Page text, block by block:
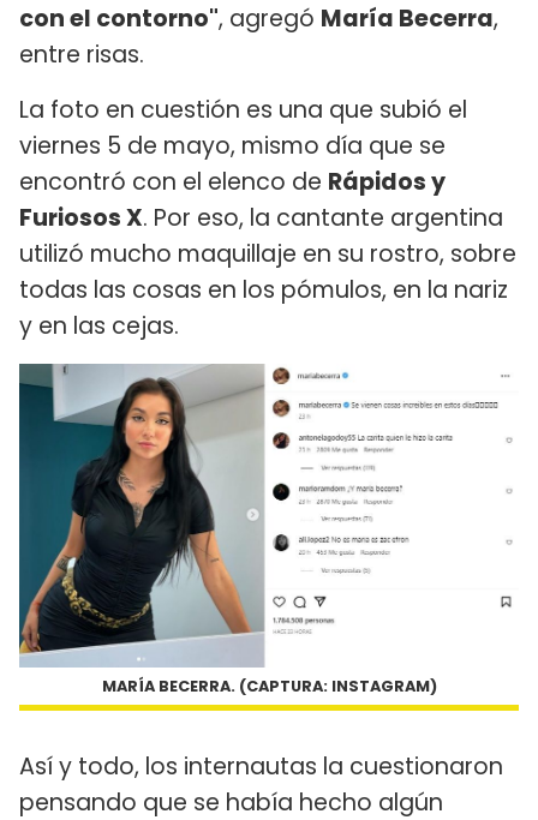
con el contorno", agregó María Becerra,
entre risas.
La foto en cuestión es una que subió el
viernes 5 de mayo, mismo día que se
encontró con el elenco de Rápidos y
Furiosos X. Por eso, la cantante argentina
utilizó mucho maquillaje en su rostro, sobre
todas las cosas en los pómulos, en la nariz
y en las cejas.
MARÍA BECERRA. (CAPTURA: INSTAGRAM)
Así y todo, los internautas la cuestionaron
pensando que se había hecho algún